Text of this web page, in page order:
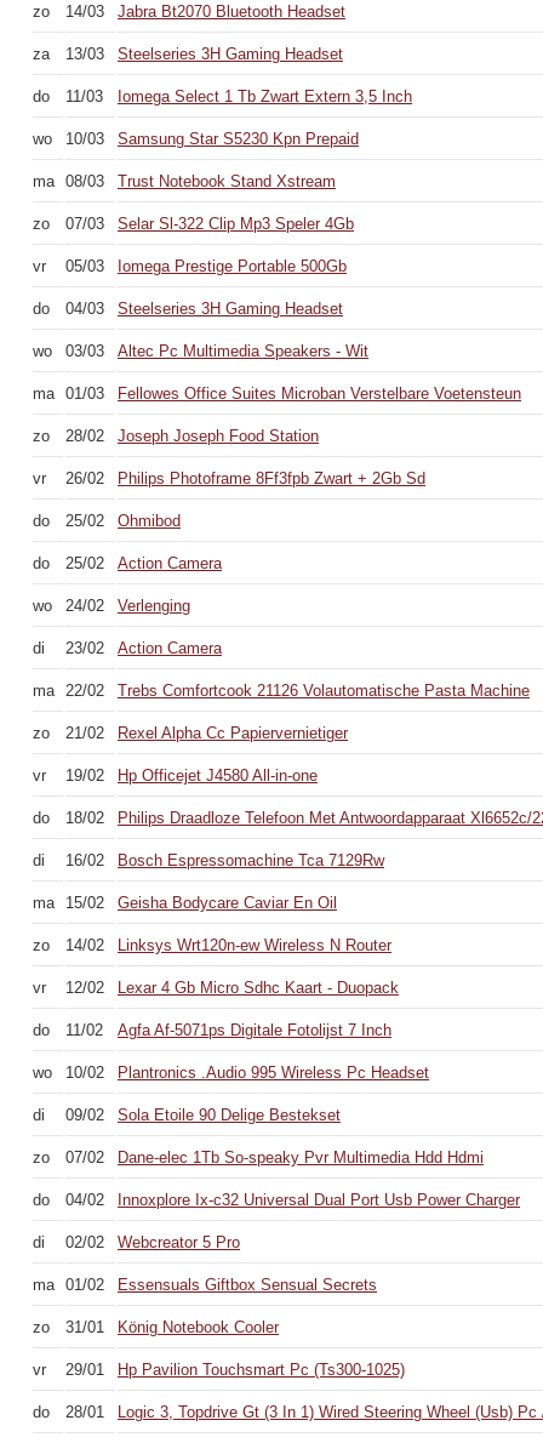
zo 14/03 Jabra Bt2070 Bluetooth Headset
za 13/03 Steelseries 3H Gaming Headset
do 11/03 Iomega Select 1 Tb Zwart Extern 3,5 Inch
wo 10/03 Samsung Star S5230 Kpn Prepaid
ma 08/03 Trust Notebook Stand Xstream
zo 07/03 Selar Sl-322 Clip Mp3 Speler 4Gb
vr 05/03 Iomega Prestige Portable 500Gb
do 04/03 Steelseries 3H Gaming Headset
wo 03/03 Altec Pc Multimedia Speakers - Wit
ma 01/03 Fellowes Office Suites Microban Verstelbare Voetensteun
zo 28/02 Joseph Joseph Food Station
vr 26/02 Philips Photoframe 8Ff3fpb Zwart + 2Gb Sd
do 25/02 Ohmibod
do 25/02 Action Camera
wo 24/02 Verlenging
di 23/02 Action Camera
ma 22/02 Trebs Comfortcook 21126 Volautomatische Pasta Machine
zo 21/02 Rexel Alpha Cc Papiervernietiger
vr 19/02 Hp Officejet J4580 All-in-one
do 18/02 Philips Draadloze Telefoon Met Antwoordapparaat Xl6652c/
di 16/02 Bosch Espressomachine Tca 7129Rw
ma 15/02 Geisha Bodycare Caviar En Oil
zo 14/02 Linksys Wrt120n-ew Wireless N Router
vr 12/02 Lexar 4 Gb Micro Sdhc Kaart - Duopack
do 11/02 Agfa Af-5071ps Digitale Fotolijst 7 Inch
wo 10/02 Plantronics .Audio 995 Wireless Pc Headset
di 09/02 Sola Etoile 90 Delige Bestekset
zo 07/02 Dane-elec 1Tb So-speaky Pvr Multimedia Hdd Hdmi
do 04/02 Innoxplore Ix-c32 Universal Dual Port Usb Power Charger
di 02/02 Webcreator 5 Pro
ma 01/02 Essensuals Giftbox Sensual Secrets
zo 31/01 König Notebook Cooler
vr 29/01 Hp Pavilion Touchsmart Pc (Ts300-1025)
do 28/01 Logic 3, Topdrive Gt (3 In 1) Wired Steering Wheel (Usb)